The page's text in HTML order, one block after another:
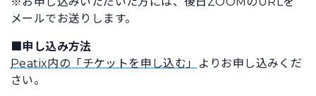
メールでお送りします。
■申し込み方法
Peatix内の「チケットを申し込む」
よりお申し込みくだ
さい。